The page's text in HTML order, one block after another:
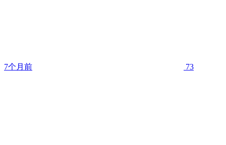
7个月前 73